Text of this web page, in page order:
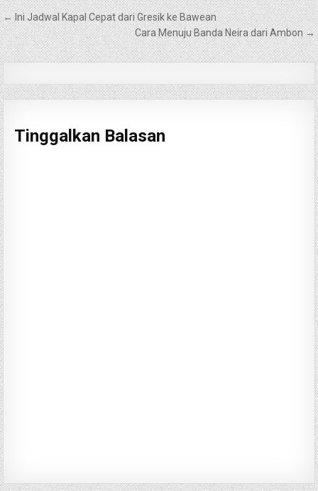
Navigasi
pos
← Ini Jadwal Kapal Cepat dari Gresik ke Bawean
Cara Menuju Banda Neira dari Ambon →
Tinggalkan Balasan